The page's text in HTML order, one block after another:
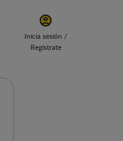
Inicia sesión /
Regístrate